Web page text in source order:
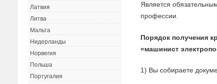
Является
профессии.
Порядок получения
«машинист
1) Вы собираете
Латвия
Литва
Мальта
Нидерланды
Норвегия
Польша
Португалия